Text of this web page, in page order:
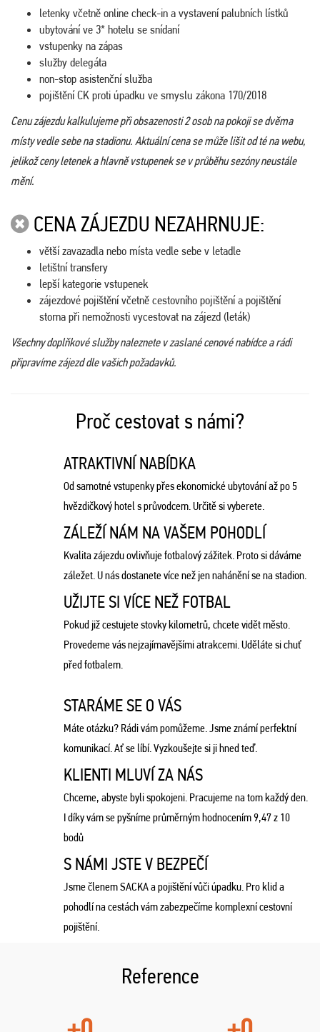
letenky včetně online check-in a vystavení palubních lístků
ubytování ve 3* hotelu se snídaní
vstupenky na zápas
služby delegáta
non-stop asistenční služba
pojištění CK proti úpadku ve smyslu zákona 170/2018
Cenu zájezdu kalkulujeme při obsazenosti 2 osob na pokoji se dvěma
místy vedle sebe na stadionu. Aktuální cena se může lišit od té na webu,
jelikož ceny letenek a hlavně vstupenek se v průběhu sezóny neustále
mění.
CENA ZÁJEZDU NEZAHRNUJE:
větší zavazadla nebo místa vedle sebe v letadle
letištní transfery
lepší kategorie vstupenek
zájezdové pojištění včetně cestovního pojištění a pojištění
storna při nemožnosti vycestovat na zájezd (leták)
Všechny doplňkové služby naleznete v zaslané cenové nabídce a rádi
připravíme zájezd dle vašich požadavků.
Proč cestovat s námi?
ATRAKTIVNÍ NABÍDKA
Od samotné vstupenky přes ekonomické ubytování až po 5
hvězdičkový hotel s průvodcem. Určitě si vyberete.
ZÁLEŽÍ NÁM NA VAŠEM POHODLÍ
Kvalita zájezdu ovlivňuje fotbalový zážitek. Proto si dáváme
záležet. U nás dostanete více než jen nahánění se na stadion.
UŽIJTE SI VÍCE NEŽ FOTBAL
Pokud již cestujete stovky kilometrů, chcete vidět město.
Provedeme vás nejzajímavějšími atrakcemi. Uděláte si chuť
před fotbalem.
STARÁME SE O VÁS
Máte otázku? Rádi vám pomůžeme. Jsme známí perfektní
komunikací. Ať se líbí. Vyzkoušejte si ji hned teď.
KLIENTI MLUVÍ ZA NÁS
Chceme, abyste byli spokojeni. Pracujeme na tom každý den.
I díky vám se pyšníme průměrným hodnocením 9,47 z 10
bodů
S NÁMI JSTE V BEZPEČÍ
Jsme členem SACKA a pojištění vůči úpadku. Pro klid a
pohodlí na cestách vám zabezpečíme komplexní cestovní
pojištění.
Reference